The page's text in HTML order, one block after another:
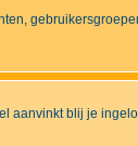
blij je